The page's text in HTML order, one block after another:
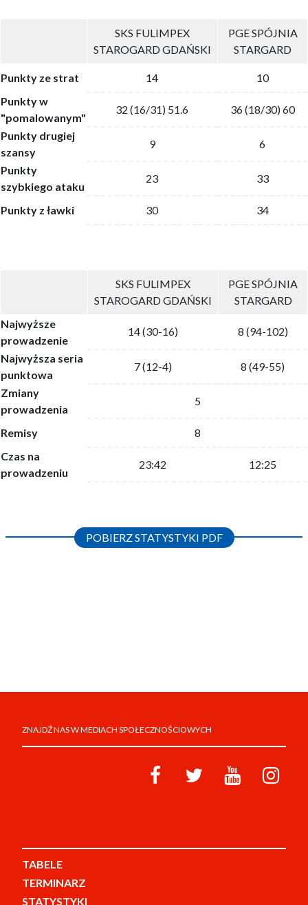
SKS FULIMPEX
STAROGARD GDAŃSKI
PGE SPÓJNIA
STARGARD
Punkty ze strat 14
10
Punkty w
"pomalowanym"
32 (16/31) 51.6
36 (18/30) 60
Punkty drugiej
szansy
9
6
Punkty
szybkiego ataku
23 33
Punkty z ławki 30 34
SKS FULIMPEX
STAROGARD GDAŃSKI
PGE SPÓJNIA
STARGARD
Najwyższe
prowadzenie
14 (30-16) 8 (94-102)
Najwyższa seria
punktowa
7 (12-4)
8 (49-55)
Zmiany
prowadzenia
5
Remisy
8
Czas na
prowadzeniu
23:42 12:25
POBIERZ STATYSTYKI PDF
ZNAJDŹ NAS W MEDIACH SPOŁECZNOŚCIOWYCH
TABELE
TERMINARZ
STATYSTYKI